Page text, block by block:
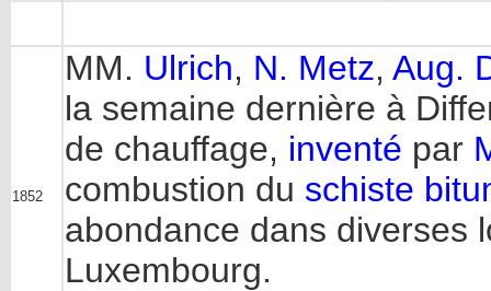
1852
MM. Ulrich, N. Metz, Aug.
la semaine dernière à
de chauffage, inventé par
combustion du schiste
abondance dans diverses
Luxembourg.